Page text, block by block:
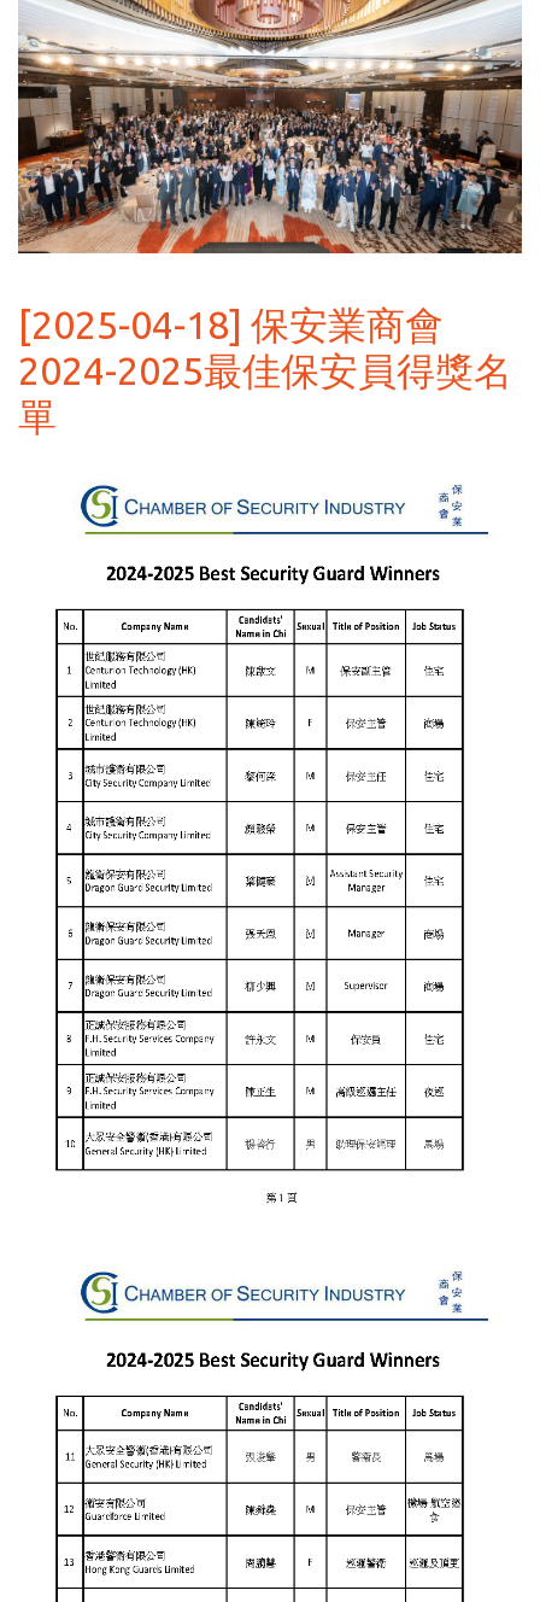
[2025-04-18] 保安業商會
2024-2025最佳保安員得獎名
單